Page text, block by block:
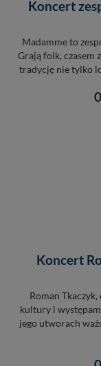
Koncert
Madamme to
Grają folk, czasem
tradycję nie tylko
Koncert
Roman
kultury i
jego utworach